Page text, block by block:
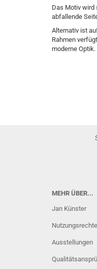
Das Motiv wird
abfallende
Alternativ ist
Rahmen
moderne Optik.
MEHR ÜBER...
Jan Künster
Ausstellungen